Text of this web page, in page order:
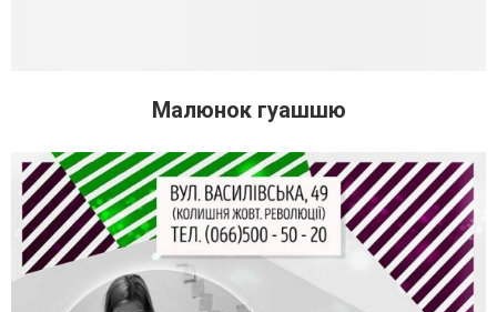
Малюнок гуашшю